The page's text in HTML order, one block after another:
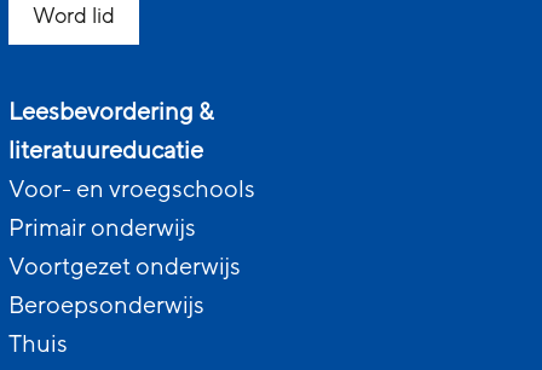
Word lid
Leesbevordering &
literatuureducatie
Voor- en vroegschools
Primair onderwijs
Voortgezet onderwijs
Beroepsonderwijs
Thuis